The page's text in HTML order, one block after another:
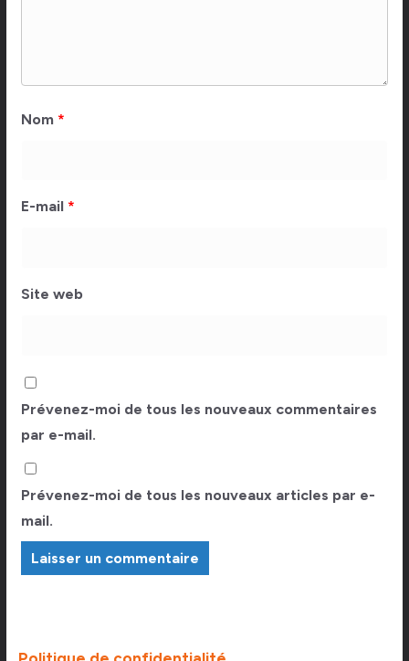
Nom *
E-mail *
Site web
Prévenez-moi de tous les nouveaux commentaires
par e-mail.
Prévenez-moi de tous les nouveaux articles par e-
mail.